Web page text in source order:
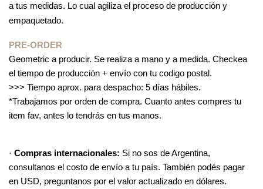
a tus medidas. Lo cual agiliza el proceso de producción y
empaquetado.
PRE-ORDER
Geometric a producir. Se realiza a mano y a medida. Checkea
el tiempo de producción + envío con tu codigo postal.
>>> Tiempo aprox. para despacho: 5 días hábiles.
*Trabajamos por orden de compra. Cuanto antes compres tu
item fav, antes lo tendrás en tus manos.
· Compras internacionales: Si no sos de Argentina,
consultanos el costo de envío a tu país. También podés pagar
en USD, preguntanos por el valor actualizado en dólares.